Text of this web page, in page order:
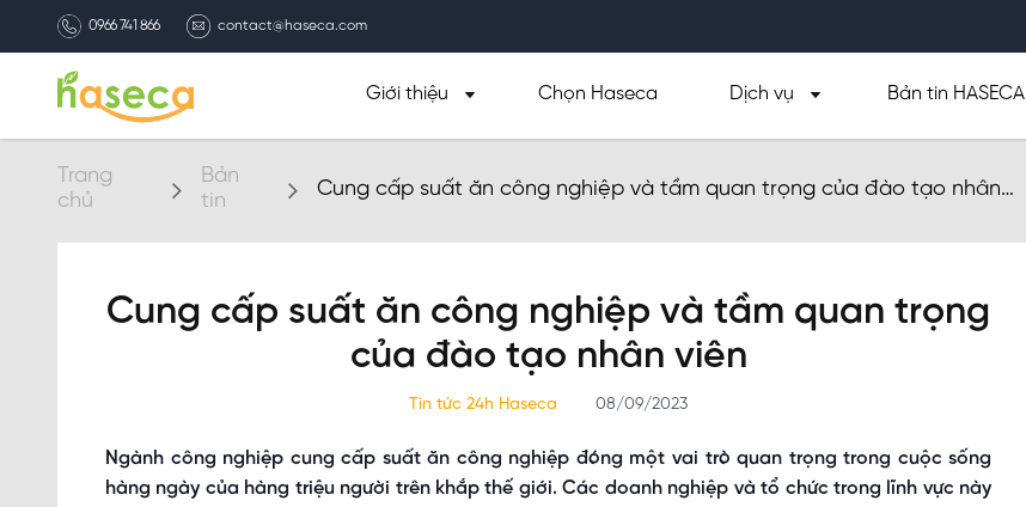
0966 741 866 contact@haseca.com
Giới thiệu Chọn Haseca Dịch vụ Bản tin HASECA
Trang
chủ
Bản
tin
Cung cấp suất ăn công nghiệp và tầm quan trọng của đào tạo nhân
Cung cấp suất ăn công nghiệp và tầm quan trọng
của đào tạo nhân viên
Tin tức 24h Haseca 08/09/2023
Ngành công nghiệp cung cấp suất ăn công nghiệp đóng một vai trò quan trọng trong cuộc sống
hàng ngày của hàng triệu người trên khắp thế giới. Các doanh nghiệp và tổ chức trong lĩnh vực này